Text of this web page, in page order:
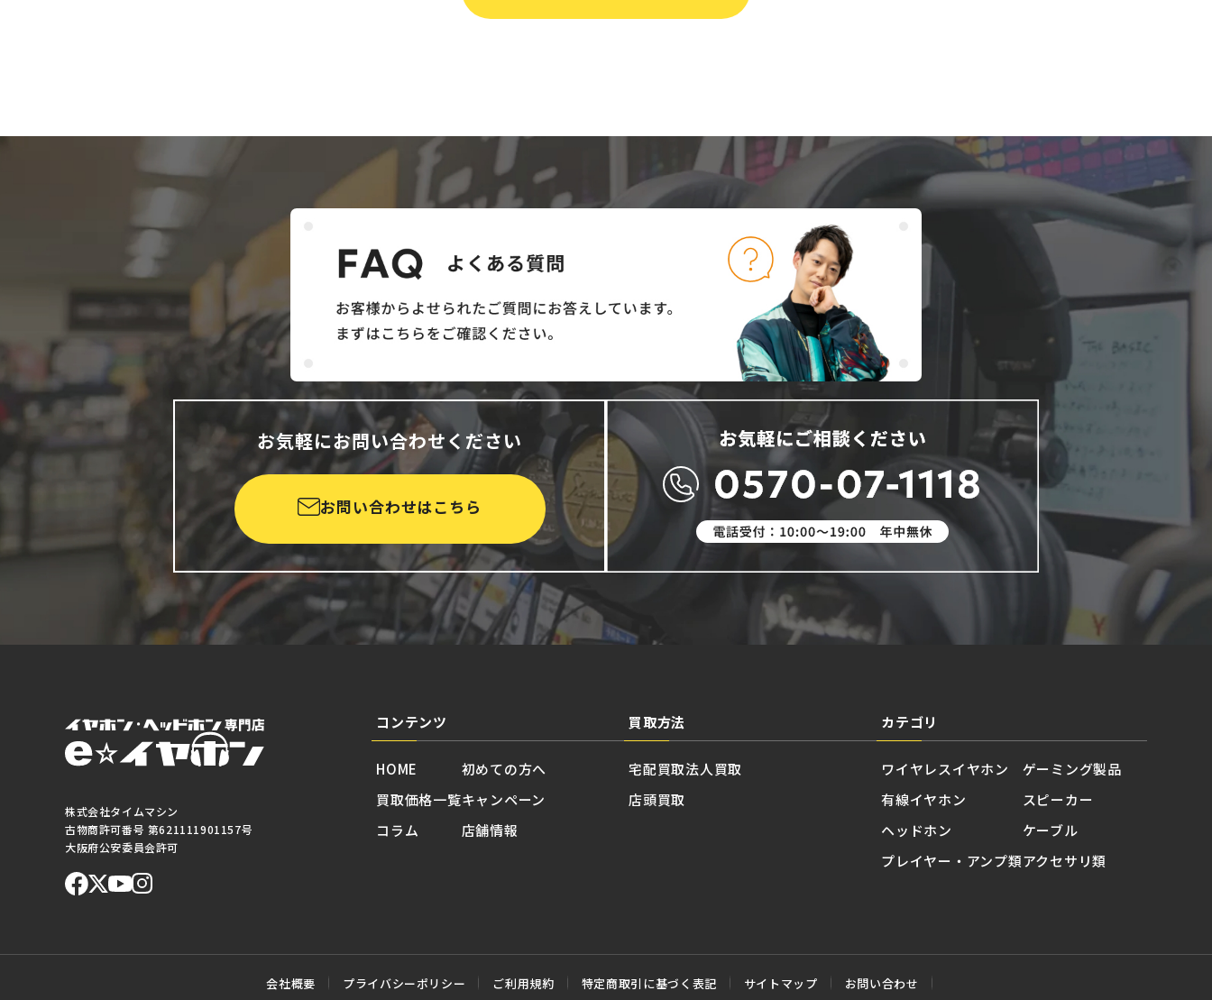
お気軽にお問い合わせください
お問い合わせはこちら
株式会社タイムマシン
古物商許可番号 第621111901157号
大阪府公安委員会許可
コンテンツ
HOME
買取価格一覧
コラム
初めての方へ
キャンペーン
店舗情報
買取方法
宅配買取
店頭買取
法人買取
カテゴリ
ワイヤレスイヤホン
有線イヤホン
ヘッドホン
プレイヤー・アンプ類
ゲーミング製品
スピーカー
ケーブル
アクセサリ類
会社概要 プライバシーポリシー ご利用規約 特定商取引に基づく表記 サイトマップ お問い合わせ